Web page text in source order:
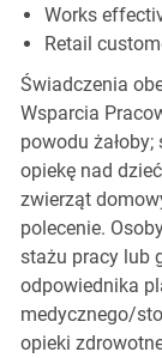
Works
Retail
Świadczenia
Wsparcia
powodu
opiekę nad
zwierząt
polecenie.
stażu pracy lub
odpowiednika
medycznego/
opieki